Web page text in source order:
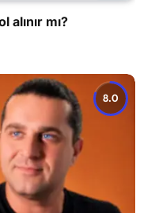
mı?
8.0